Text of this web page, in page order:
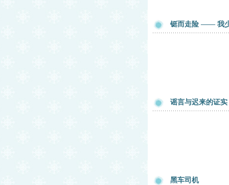
铤而走险 —— 我
谣言与迟来的证实
黑车司机